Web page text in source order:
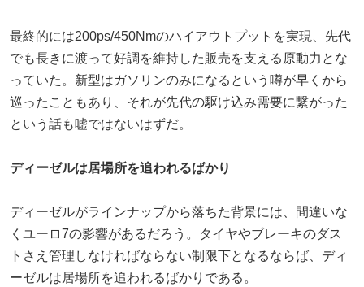
最終的には200ps/450Nmのハイアウトプットを実現、先代
でも長きに渡って好調を維持した販売を支える原動力とな
っていた。新型はガソリンのみになるという噂が早くから
巡ったこともあり、それが先代の駆け込み需要に繋がった
という話も嘘ではないはずだ。
ディーゼルは居場所を追われるばかり
ディーゼルがラインナップから落ちた背景には、間違いな
くユーロ7の影響があるだろう。タイヤやブレーキのダス
トさえ管理しなければならない制限下となるならば、ディ
ーゼルは居場所を追われるばかりである。